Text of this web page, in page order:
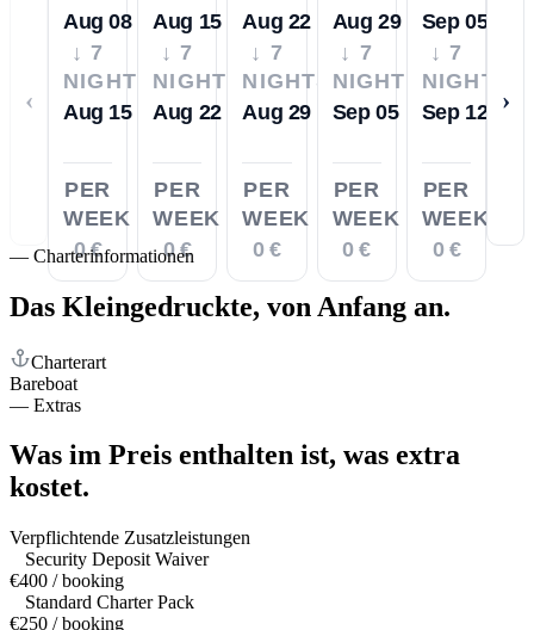
‹
Aug 08
↓ 7
NIGHTS
Aug 15
PER
WEEK
0 €
Aug 15
↓ 7
NIGHTS
Aug 22
PER
WEEK
0 €
Aug 22
↓ 7
NIGHTS
Aug 29
PER
WEEK
0 €
Aug 29
↓ 7
NIGHTS
Sep 05
PER
WEEK
0 €
Sep 05
↓ 7
NIGHTS
Sep 12
PER
WEEK
0 €
›
— Charterinformationen
Das Kleingedruckte, von Anfang an.
Charterart
Bareboat
— Extras
Was im Preis enthalten ist, was extra
kostet.
Verpflichtende Zusatzleistungen
Security Deposit Waiver
€400 / booking
Standard Charter Pack
€250 / booking